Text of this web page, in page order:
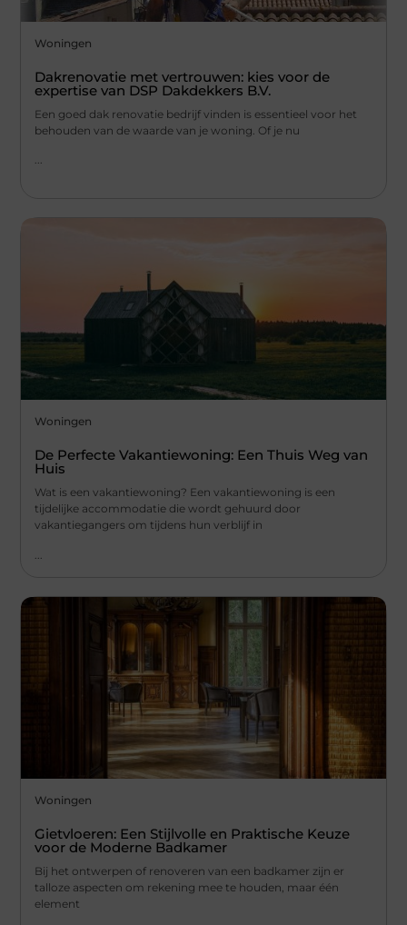
Woningen
Dakrenovatie met vertrouwen: kies voor de
expertise van DSP Dakdekkers B.V.
Een goed dak renovatie bedrijf vinden is essentieel voor het
behouden van de waarde van je woning. Of je nu
...
Woningen
De Perfecte Vakantiewoning: Een Thuis Weg van
Huis
Wat is een vakantiewoning? Een vakantiewoning is een
tijdelijke accommodatie die wordt gehuurd door
vakantiegangers om tijdens hun verblijf in
Woningen
Gietvloeren: Een Stijlvolle en Praktische Keuze
voor de Moderne Badkamer
Bij het ontwerpen of renoveren van een badkamer zijn er
talloze aspecten om rekening mee te houden, maar één
element